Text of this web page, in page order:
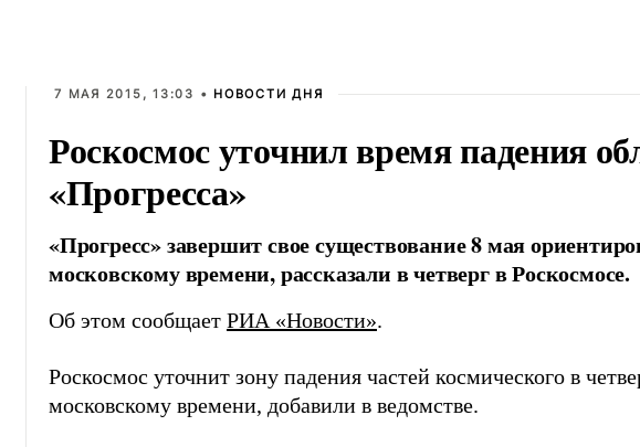
7 МАЯ 2015, 13:03 • НОВОСТИ ДНЯ
Роскосмос уточнил время падения
«Прогресса»
«Прогресс» завершит свое существование 8 мая
московскому времени, рассказали в четверг в Роскосмосе.
Об этом сообщает РИА «Новости».
Роскосмос уточнит зону падения частей космического в
московскому времени, добавили в ведомстве.